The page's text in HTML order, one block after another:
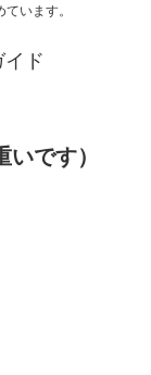
います。
ド
です）